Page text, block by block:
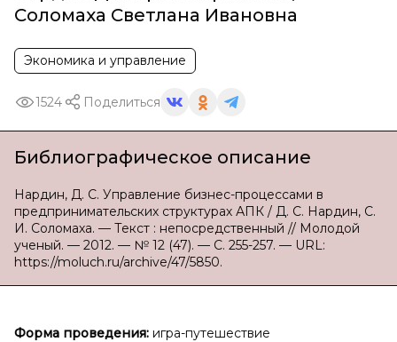
Соломаха Светлана Ивановна
Экономика и управление
1524 Поделиться
Библиографическое описание
Нардин, Д. С. Управление бизнес-процессами в
предпринимательских структурах АПК / Д. С. Нардин, С.
И. Соломаха. — Текст : непосредственный // Молодой
ученый. — 2012. — № 12 (47). — С. 255-257. — URL:
https://moluch.ru/archive/47/5850.
Форма проведения: игра-путешествие